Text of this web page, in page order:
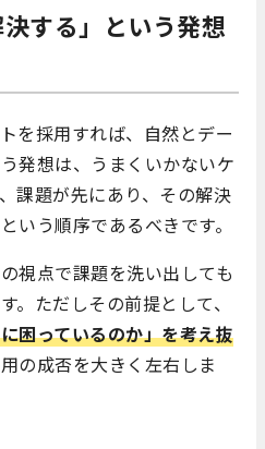
する」という発想
を採用すれば、自然とデー
発想は、うまくいかないケ
課題が先にあり、その解決
いう順序であるべきです。
視点で課題を洗い出しても
。ただしその前提として、
困っているのか」を考え抜
の成否を大きく左右しま